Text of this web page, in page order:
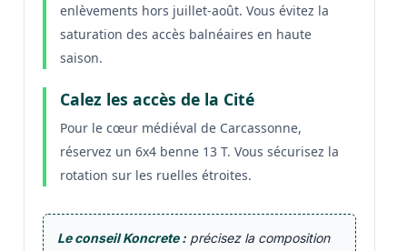
enlèvements hors juillet-août. Vous évitez la
saturation des accès balnéaires en haute
saison.
Calez les accès de la Cité
Pour le cœur médiéval de Carcassonne,
réservez un 6x4 benne 13 T. Vous sécurisez la
rotation sur les ruelles étroites.
Le conseil Koncrete :précisez la composition